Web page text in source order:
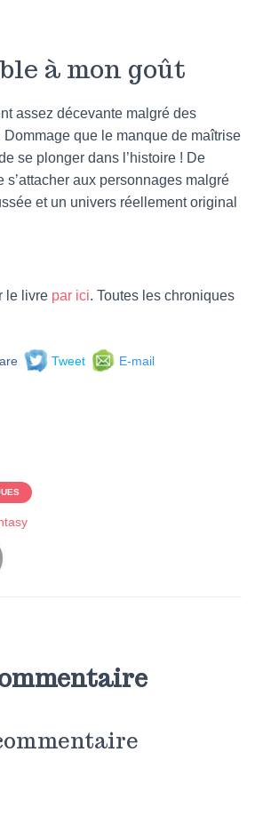
à mon goût
assez décevante malgré des
que le manque de maîtrise
se plonger dans l’histoire ! De
s’attacher aux personnages malgré
et un univers réellement original
le livre par ici. Toutes les chroniques
Tweet E-mail